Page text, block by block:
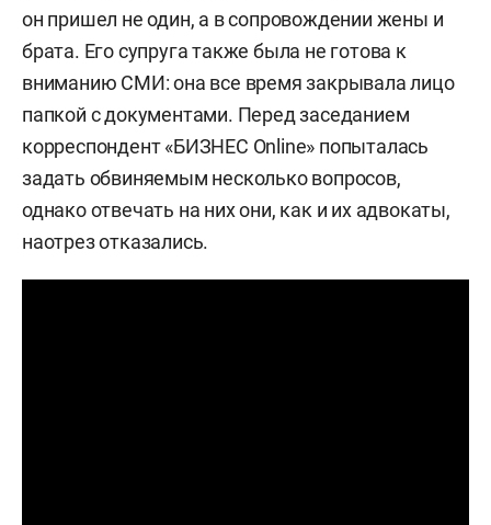
он пришел не один, а в сопровождении жены и
брата. Его супруга также была не готова к
вниманию СМИ: она все время закрывала лицо
папкой с документами. Перед заседанием
корреспондент «БИЗНЕС Online» попыталась
задать обвиняемым несколько вопросов,
однако отвечать на них они, как и их адвокаты,
наотрез отказались.